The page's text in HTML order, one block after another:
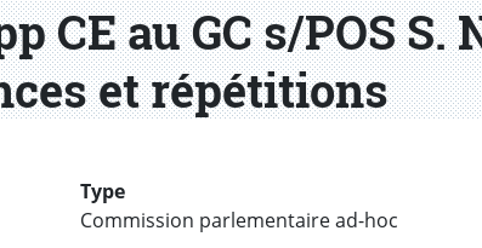
CE au GC s/POS
et répétitions
Type
Commission parlementaire ad-hoc